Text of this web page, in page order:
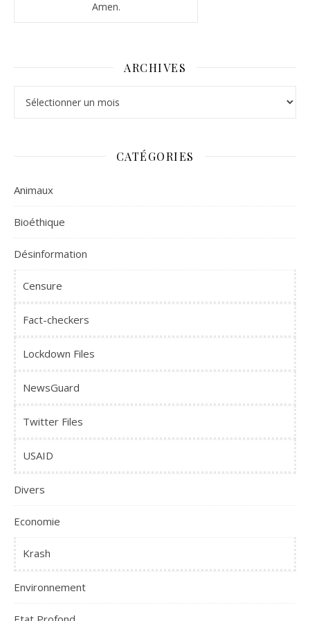
Amen.
ARCHIVES
CATÉGORIES
Animaux
Bioéthique
Désinformation
Censure
Fact-checkers
Lockdown Files
NewsGuard
Twitter Files
USAID
Divers
Economie
Krash
Environnement